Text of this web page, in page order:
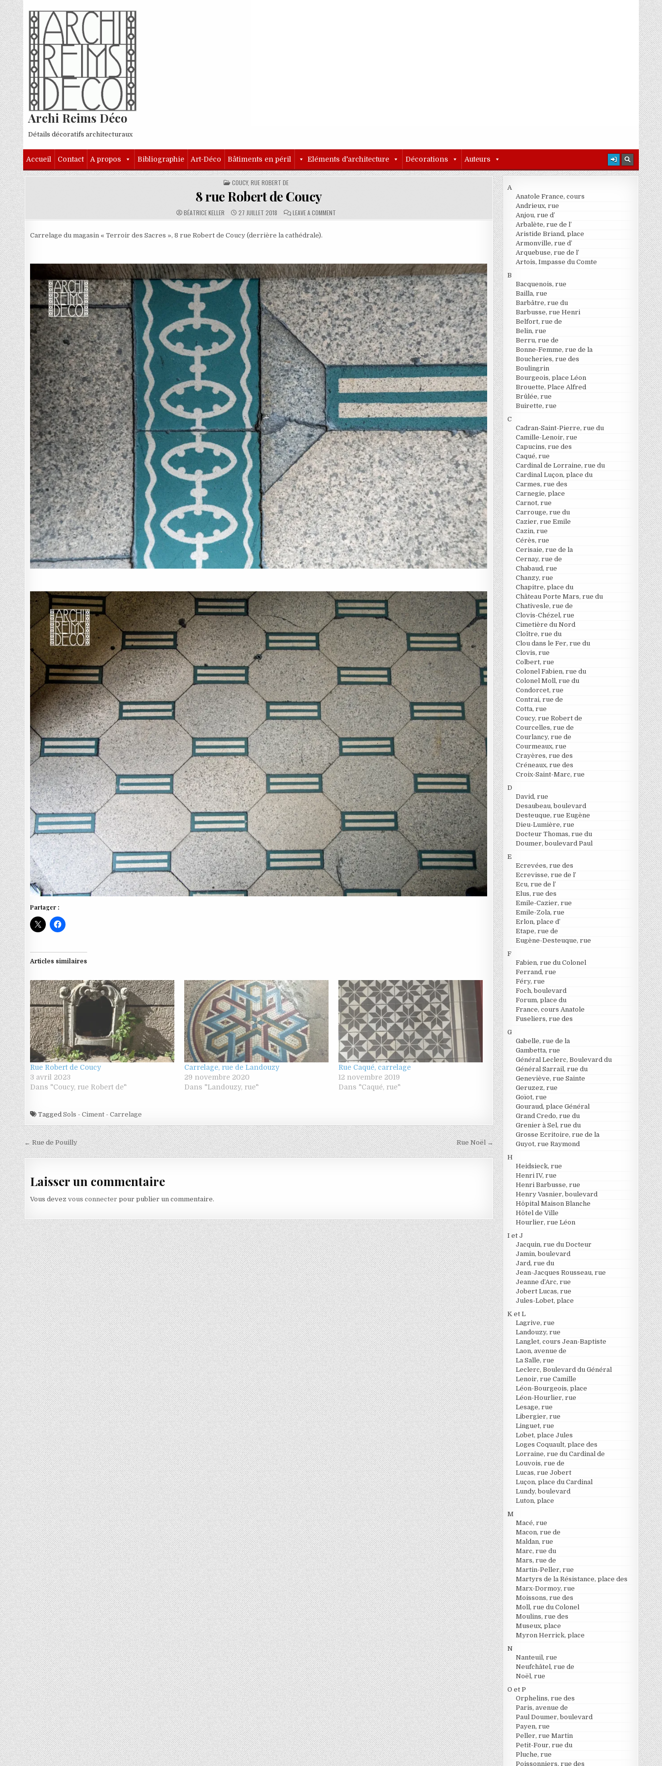
Skip to content
Archi Reims Déco
Détails décoratifs architecturaux
Accueil Contact A propos Bibliographie Art-Déco Bâtiments en péril Eléments d'architecture Décorations Auteurs
POSTED IN
COUCY, RUE ROBERT DE
8 rue Robert de Coucy
AUTHOR:
BÉATRICE KELLER PUBLISHED DATE:
27 JUILLET 2018 COMMENTS:
LEAVE A COMMENT
Carrelage du magasin « Terroir des Sacres », 8 rue Robert de Coucy (derrière la cathédrale).
Partager :
Articles similaires
Rue Robert de Coucy
3 avril 2023
Dans "Coucy, rue Robert de"
Carrelage, rue de Landouzy
29 novembre 2020
Dans "Landouzy, rue"
Rue Caqué, carrelage
12 novembre 2019
Dans "Caqué, rue"
TaggedSols - Ciment - Carrelage
Navigation de l’article Rue Noël →
← Rue de Pouilly
Laisser un commentaire
Vous devezvous connecter pour publier un commentaire.
A
Anatole France, cours
Andrieux, rue
Anjou, rue d’
Arbalète, rue de l’
Aristide Briand, place
Armonville, rue d’
Arquebuse, rue de l’
Artois, Impasse du Comte
B
Bacquenois, rue
Bailla, rue
Barbâtre, rue du
Barbusse, rue Henri
Belfort, rue de
Belin, rue
Berru, rue de
Bonne-Femme, rue de la
Boucheries, rue des
Boulingrin
Bourgeois, place Léon
Brouette, Place Alfred
Brûlée, rue
Buirette, rue
C
Cadran-Saint-Pierre, rue du
Camille-Lenoir, rue
Capucins, rue des
Caqué, rue
Cardinal de Lorraine, rue du
Cardinal Luçon, place du
Carmes, rue des
Carnegie, place
Carnot, rue
Carrouge, rue du
Cazier, rue Emile
Cazin, rue
Cérès, rue
Cerisaie, rue de la
Cernay, rue de
Chabaud, rue
Chanzy, rue
Chapitre, place du
Château Porte Mars, rue du
Chativesle, rue de
Clovis-Chézel, rue
Cimetière du Nord
Cloître, rue du
Clou dans le Fer, rue du
Clovis, rue
Colbert, rue
Colonel Fabien, rue du
Colonel Moll, rue du
Condorcet, rue
Contrai, rue de
Cotta, rue
Coucy, rue Robert de
Courcelles, rue de
Courlancy, rue de
Courmeaux, rue
Crayères, rue des
Créneaux, rue des
Croix-Saint-Marc, rue
D
David, rue
Desaubeau, boulevard
Desteuque, rue Eugène
Dieu-Lumière, rue
Docteur Thomas, rue du
Doumer, boulevard Paul
E
Ecrevées, rue des
Ecrevisse, rue de l’
Ecu, rue de l’
Elus, rue des
Emile-Cazier, rue
Emile-Zola, rue
Erlon, place d’
Etape, rue de
Eugène-Desteuque, rue
F
Fabien, rue du Colonel
Ferrand, rue
Féry, rue
Foch, boulevard
Forum, place du
France, cours Anatole
Fuseliers, rue des
G
Gabelle, rue de la
Gambetta, rue
Général Leclerc, Boulevard du
Général Sarrail, rue du
Geneviève, rue Sainte
Geruzez, rue
Goïot, rue
Gouraud, place Général
Grand Credo, rue du
Grenier à Sel, rue du
Grosse Ecritoire, rue de la
Guyot, rue Raymond
H
Heidsieck, rue
Henri IV, rue
Henri Barbusse, rue
Henry Vasnier, boulevard
Hôpital Maison Blanche
Hôtel de Ville
Hourlier, rue Léon
I et J
Jacquin, rue du Docteur
Jamin, boulevard
Jard, rue du
Jean-Jacques Rousseau, rue
Jeanne d’Arc, rue
Jobert Lucas, rue
Jules-Lobet, place
K et L
Lagrive, rue
Landouzy, rue
Langlet, cours Jean-Baptiste
Laon, avenue de
La Salle, rue
Leclerc, Boulevard du Général
Lenoir, rue Camille
Léon-Bourgeois, place
Léon-Hourlier, rue
Lesage, rue
Libergier, rue
Linguet, rue
Lobet, place Jules
Loges Coquault, place des
Lorraine, rue du Cardinal de
Louvois, rue de
Lucas, rue Jobert
Luçon, place du Cardinal
Lundy, boulevard
Luton, place
M
Macé, rue
Macon, rue de
Maldan, rue
Marc, rue du
Mars, rue de
Martin-Peller, rue
Martyrs de la Résistance, place des
Marx-Dormoy, rue
Moissons, rue des
Moll, rue du Colonel
Moulins, rue des
Museux, place
Myron Herrick, place
N
Nanteuil, rue
Neufchâtel, rue de
Noël, rue
O et P
Orphelins, rue des
Paris, avenue de
Paul Doumer, boulevard
Payen, rue
Peller, rue Martin
Petit-Four, rue du
Pluche, rue
Poissonniers, rue des